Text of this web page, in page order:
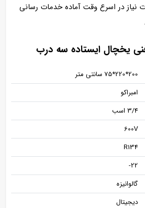
در اسرع وقت آماده خدمات رسانی
یخچال ایستاده سه درب
200*220*75 سانتی متر
امبراکو
3/4 اسب
600V
R134
22-
گالوانیزه
دیجیتال